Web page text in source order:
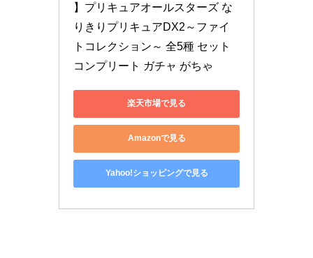
】プリキュアオールスターズ な
りきりプリキュアDX2～ファイ
トコレクション～ 全5種 セット
コンプリート ガチャ がちゃ
楽天市場で見る
Amazonで見る
Yahoo!ショッピングで見る